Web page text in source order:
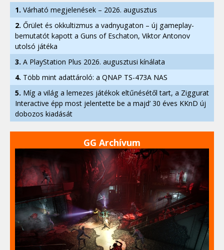
1. Várható megjelenések – 2026. augusztus
2. Őrület és okkultizmus a vadnyugaton – új gameplay-
bemutatót kapott a Guns of Eschaton, Viktor Antonov
utolsó játéka
3. A PlayStation Plus 2026. augusztusi kínálata
4. Több mint adattároló: a QNAP TS-473A NAS
5. Míg a világ a lemezes játékok eltűnésétől tart, a Ziggurat
Interactive épp most jelentette be a majd’ 30 éves KKnD új
dobozos kiadását
GG Archívum